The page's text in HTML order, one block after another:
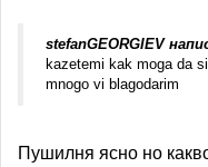
stefanGEORGIEV
kazetemi kak moga da
mnogo vi blagodarim
Пушилня ясно но